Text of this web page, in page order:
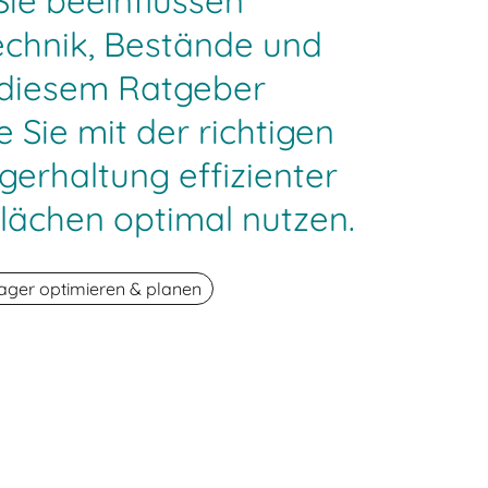
Bestände und
Ratgeber
Sie mit der richtigen
effizienter
optimal nutzen.
optimieren & planen